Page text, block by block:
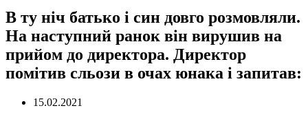
В ту ніч батько і син довго розмовляли.
На наступний ранок він вирушив на
прийом до директора. Директор
помітив сльози в очах юнака і запитав:
15.02.2021